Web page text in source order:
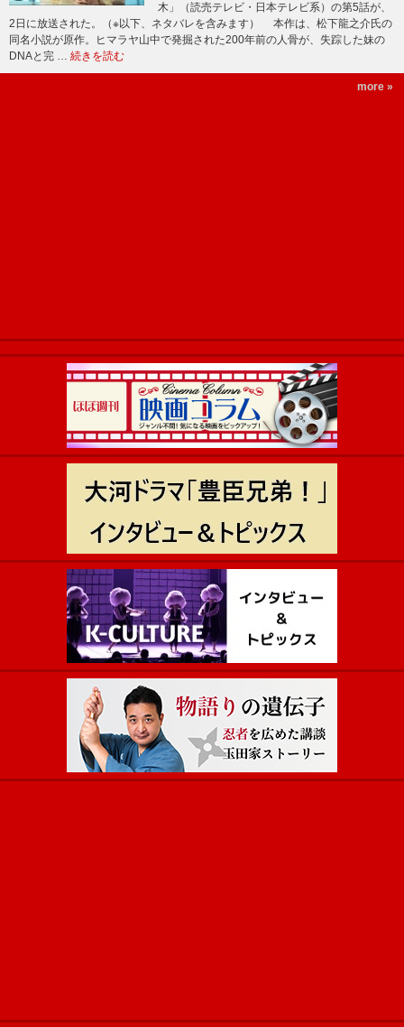
木」（読売テレビ・日本テレビ系）の第5話が、
2日に放送された。（※以下、ネタバレを含みます） 本作は、松下龍之介氏の
同名小説が原作。ヒマラヤ山中で発掘された200年前の人骨が、失踪した妹の
DNAと完 … 続きを読む
more »